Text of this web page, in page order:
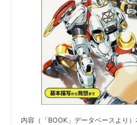
内容（「BOOK」データベースより